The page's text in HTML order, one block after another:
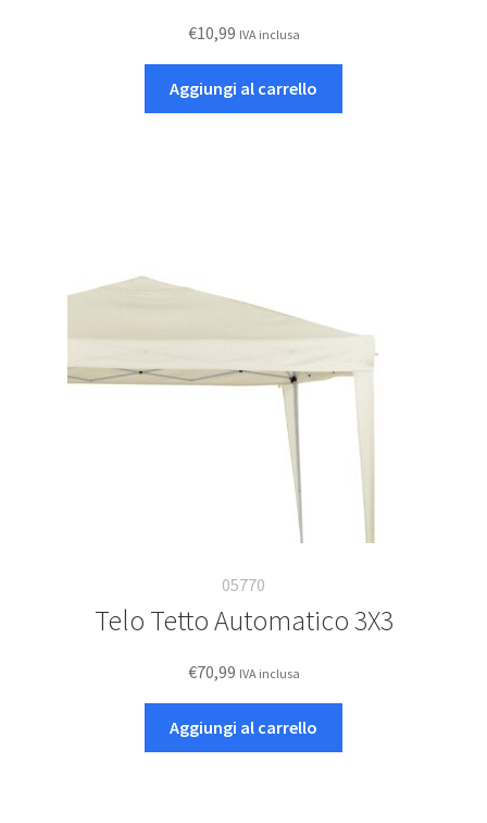
€10,99 IVA inclusa
Aggiungi al carrello
05770
Telo Tetto Automatico 3X3
€70,99 IVA inclusa
Aggiungi al carrello